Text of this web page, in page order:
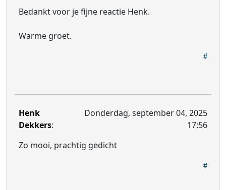
Bedankt voor je fijne reactie Henk.
Warme groet.
Henk
Dekkers:
Donderdag, september 04, 2025
17:56
Zo mooi, prachtig gedicht